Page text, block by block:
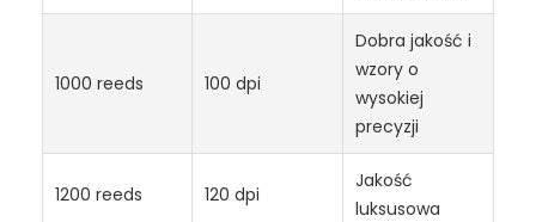
1000 reeds 100 dpi
Dobra jakość i
wzory o
wysokiej
precyzji
1200 reeds 120 dpi
Jakość
luksusowa